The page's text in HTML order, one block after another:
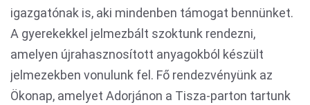
igazgatónak is, aki mindenben támogat bennünket.
A gyerekekkel jelmezbált szoktunk rendezni,
amelyen újrahasznosított anyagokból készült
jelmezekben vonulunk fel. Fő rendezvényünk az
Ökonap, amelyet Adorjánon a Tisza-parton tartunk